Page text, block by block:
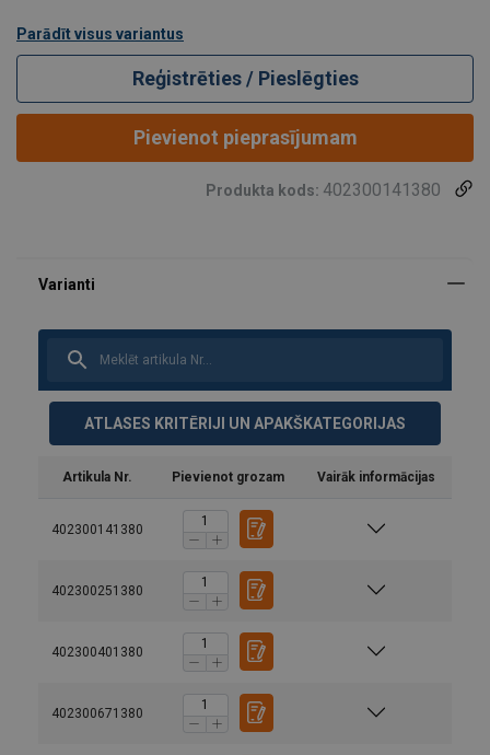
Parādīt visus variantus
Reģistrēties / Pieslēgties
Pievienot pieprasījumam
Produkta kods: 402300141380
ATLASES KRITĒRIJI UN APAKŠKATEGORIJAS
Artikula Nr. Pievienot grozam Vairāk informācijas
402300141380
402300251380
402300401380
402300671380